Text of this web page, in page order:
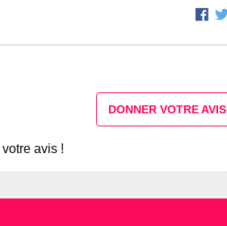
DONNER VOTRE AVIS
avis !